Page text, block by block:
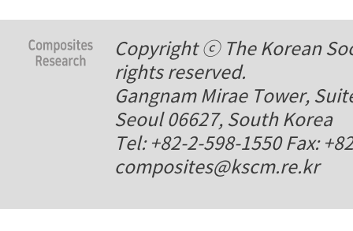
Copyright ⓒ The Korean
rights reserved.
Gangnam Mirae Tower,
Seoul 06627, South Korea
Tel: +82-2-598-1550 Fax:
composites@kscm.re.kr